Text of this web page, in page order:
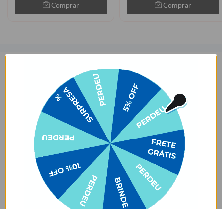
Comprar Comprar
Apresentando a mochila Fun: Visual jovem, amplo espaço de
armazenamento e funcionalidade sem esforço, esta mochila
certamente se tornará seu acessório preferido para te acompanhar
no seu dia a dia.
Ao escolher uma mochila, é importante levar em consideração
alguns aspectos importantes, como tamanho adequado para as suas
necessidades, resistência e acabamento do material, mas acima de
tudo a estampa que mais reflete a sua personalidade e estilo; afinal
ela vai te acompanhar nas suas atividades diárias, seja na escola,
faculdade ou trabalho.
Por isso a mochila Fun foi pensada para te acompanhar em
qualquer ambiente, ela possui dois compartimentos de zíper
amplos, um bolsinho interno para acomodar seu notebook até 15,6”